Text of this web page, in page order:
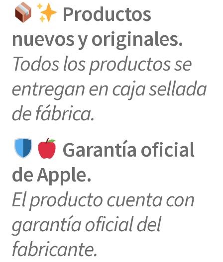
Productos
nuevos y originales.
Todos los productos se
entregan en caja sellada
de fábrica.
Garantía oficial
de Apple.
El producto cuenta con
garantía oficial del
fabricante.